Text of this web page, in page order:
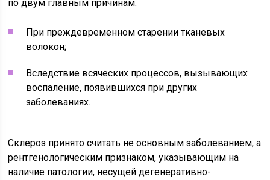
по двум главным причинам:
При преждевременном старении тканевых
волокон;
Вследствие всяческих процессов, вызывающих
воспаление, появившихся при других
заболеваниях.
Склероз принято считать не основным заболеванием, а
рентгенологическим признаком, указывающим на
наличие патологии, несущей дегенеративно-